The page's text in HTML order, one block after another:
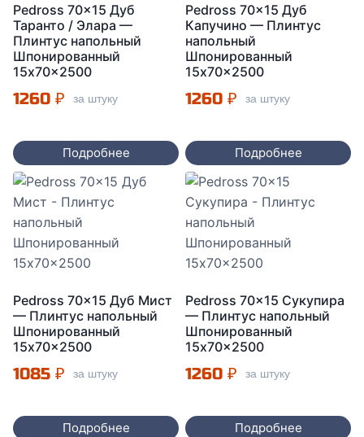
Pedross 70×15 Дуб
Таранто / Элара —
Плинтус напольный
Шпонированный
15x70x2500
1260 ₽ за штуку
Подробнее
Pedross 70×15 Дуб
Капучино — Плинтус
напольный
Шпонированный
15x70x2500
1260 ₽ за штуку
Подробнее
Pedross 70×15 Дуб Мист
— Плинтус напольный
Шпонированный
15x70x2500
1085 ₽ за штуку
Подробнее
Pedross 70×15 Сукупира
— Плинтус напольный
Шпонированный
15x70x2500
1260 ₽ за штуку
Подробнее